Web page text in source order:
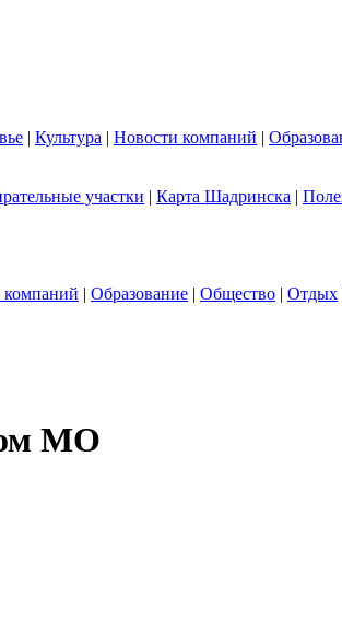
| Культура | Новости компаний |
участки | Карта Шадринска |
| Образование | Общество | Отдых
МО